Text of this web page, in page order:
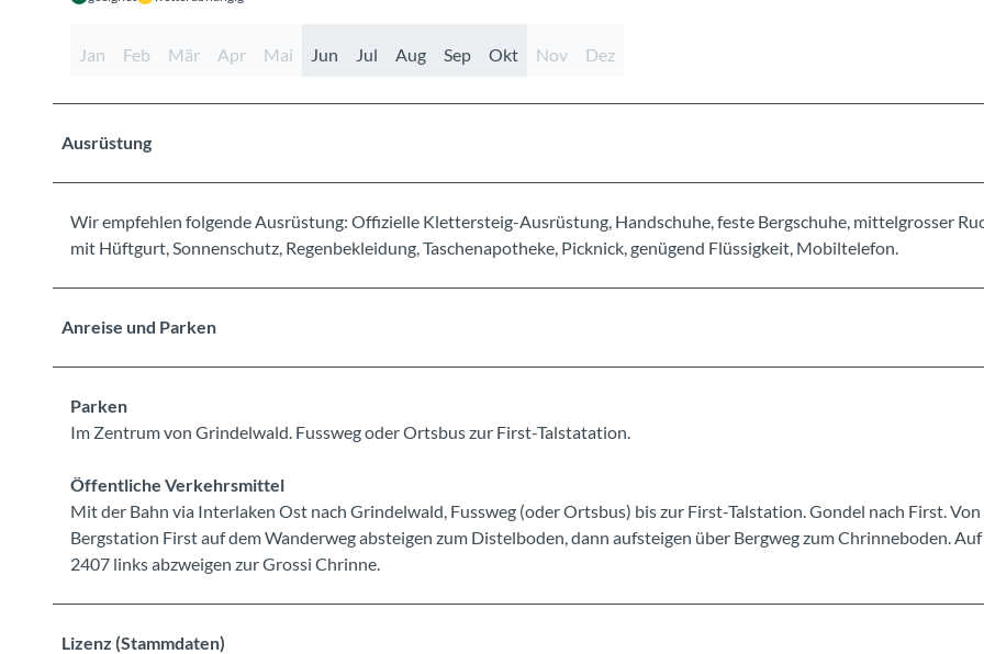
Jan Feb Mär Apr Mai Jun Jul Aug Sep Okt Nov Dez
Ausrüstung
Wir empfehlen folgende Ausrüstung: Offizielle Klettersteig-Ausrüstung, Handschuhe, feste Bergschuhe, mittelgrosser
mit Hüftgurt, Sonnenschutz, Regenbekleidung, Taschenapotheke, Picknick, genügend Flüssigkeit, Mobiltelefon.
Anreise und Parken
Parken
Im Zentrum von Grindelwald. Fussweg oder Ortsbus zur First-Talstatation.
Öffentliche Verkehrsmittel
Mit der Bahn via Interlaken Ost nach Grindelwald, Fussweg (oder Ortsbus) bis zur First-Talstation. Gondel nach First.
Bergstation First auf dem Wanderweg absteigen zum Distelboden, dann aufsteigen über Bergweg zum Chrinneboden.
2407 links abzweigen zur Grossi Chrinne.
Lizenz (Stammdaten)